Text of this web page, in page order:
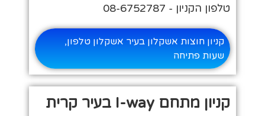
טלפון הקניון - 08-6752787
קניון חוצות אשקלון בעיר אשקלון טלפון,
שעות פתיחה
קניון מתחם I-way בעיר קרית